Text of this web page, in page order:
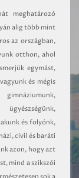
meghatározó
alig több mint
az országban,
otthon, ahol
egymást,
és mégis
és folyónk,
civil és baráti
azon, hogy azt
mind a szikszói